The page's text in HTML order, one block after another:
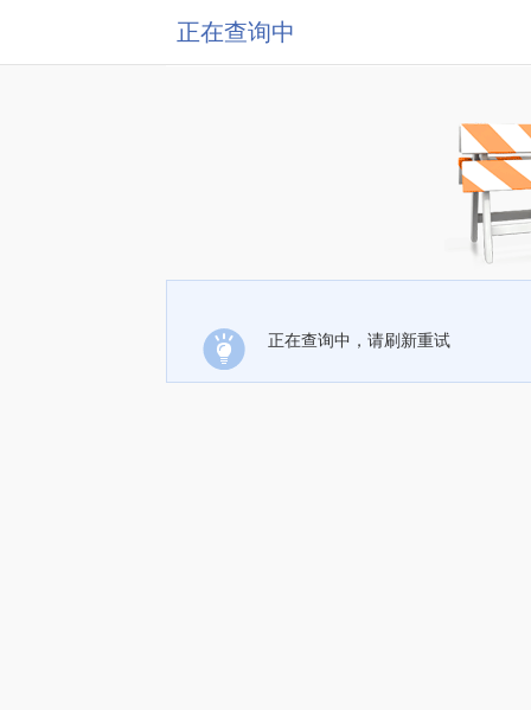
正在查询中
正在查询中，请刷新重试